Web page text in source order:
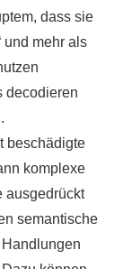
dass sie
und mehr als
decodieren
beschädigte
komplexe
ausgedrückt
semantische